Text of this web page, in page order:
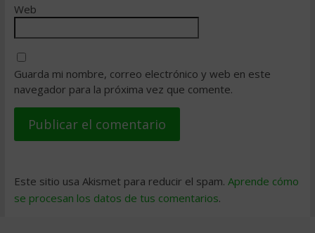
Web
Guarda mi nombre, correo electrónico y web en este
navegador para la próxima vez que comente.
Este sitio usa Akismet para reducir el spam. Aprende cómo
se procesan los datos de tus comentarios.